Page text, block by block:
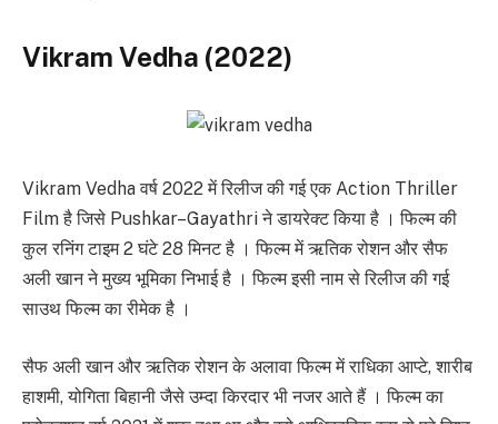
Vikram Vedha (2022)
Vikram Vedha वर्ष 2022 में रिलीज की गई एक Action Thriller
Film है जिसे Pushkar–Gayathri ने डायरेक्ट किया है । फिल्म की
कुल रनिंग टाइम 2 घंटे 28 मिनट है । फिल्म में ऋतिक रोशन और सैफ
अली खान ने मुख्य भूमिका निभाई है । फिल्म इसी नाम से रिलीज की गई
साउथ फिल्म का रीमेक है ।
सैफ अली खान और ऋतिक रोशन के अलावा फिल्म में राधिका आप्टे, शारीब
हाशमी, योगिता बिहानी जैसे उम्दा किरदार भी नजर आते हैं । फिल्म का